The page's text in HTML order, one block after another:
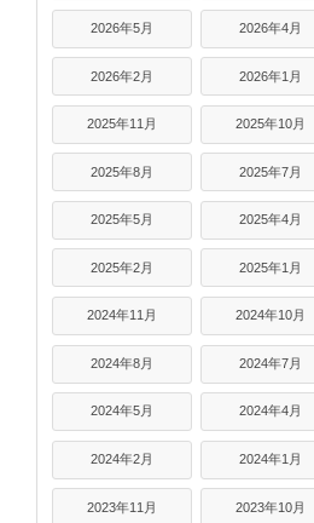
2026年5月 2026年4月
2026年2月 2026年1月
2025年11月 2025年10月
2025年8月 2025年7月
2025年5月 2025年4月
2025年2月 2025年1月
2024年11月 2024年10月
2024年8月 2024年7月
2024年5月 2024年4月
2024年2月 2024年1月
2023年11月 2023年10月